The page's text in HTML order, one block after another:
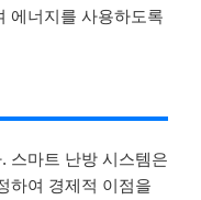
에너지를 사용하도록
스마트 난방 시스템은
하여 경제적 이점을